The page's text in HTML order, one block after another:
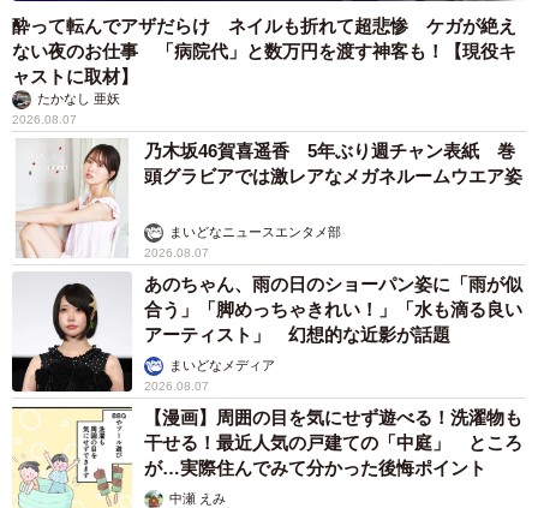
酔って転んでアザだらけ ネイルも折れて超悲惨 ケガが絶え
ない夜のお仕事 「病院代」と数万円を渡す神客も！【現役キ
ャストに取材】
たかなし 亜妖
2026.08.07
乃木坂46賀喜遥香 5年ぶり週チャン表紙 巻
頭グラビアでは激レアなメガネルームウエア姿
まいどなニュースエンタメ部
2026.08.07
あのちゃん、雨の日のショーパン姿に「雨が似
合う」「脚めっちゃきれい！」「水も滴る良い
アーティスト」 幻想的な近影が話題
まいどなメディア
2026.08.07
【漫画】周囲の目を気にせず遊べる！洗濯物も
干せる！最近人気の戸建ての「中庭」 ところ
が…実際住んでみて分かった後悔ポイント
中瀬 えみ